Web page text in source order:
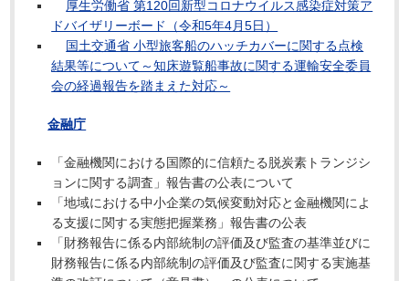
厚生労働省 第120回新型コロナウイルス感染症対策ア
ドバイザリーボード（令和5年4月5日）
国土交通省 小型旅客船のハッチカバーに関する点検
結果等について～知床遊覧船事故に関する運輸安全委員
会の経過報告を踏まえた対応～
金融庁
「金融機関における国際的に信頼たる脱炭素トランジシ
ョンに関する調査」報告書の公表について
「地域における中小企業の気候変動対応と金融機関によ
る支援に関する実態把握業務」報告書の公表
「財務報告に係る内部統制の評価及び監査の基準並びに
財務報告に係る内部統制の評価及び監査に関する実施基